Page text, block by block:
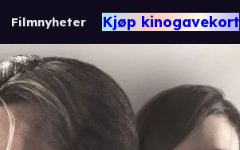
Filmnyheter Kjøp kinogavekort